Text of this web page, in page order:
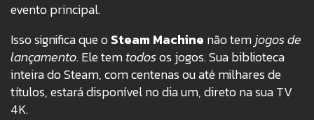
evento principal.
Isso significa que oSteam Machine não temjogos de
lançamento. Ele temtodosos jogos. Sua biblioteca
inteira do Steam, com centenas ou até milhares de
títulos, estará disponível no dia um, direto na sua TV
4K.